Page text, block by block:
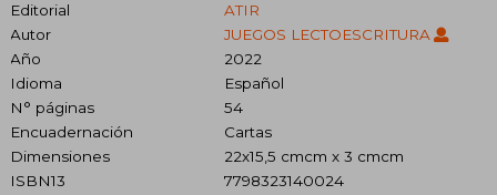
Editorial
ATIR
Autor
JUEGOS LECTOESCRITURA
Año
2022
Idioma
Español
N° páginas
54
Encuadernación
Cartas
Dimensiones
22x15,5 cmcm x 3 cmcm
ISBN13
7798323140024